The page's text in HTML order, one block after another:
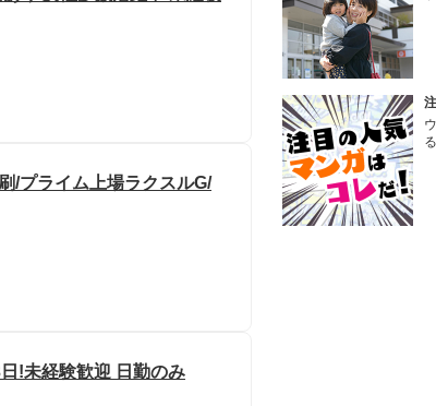
/プライム上場ラクスルG/
!未経験歓迎 日勤のみ